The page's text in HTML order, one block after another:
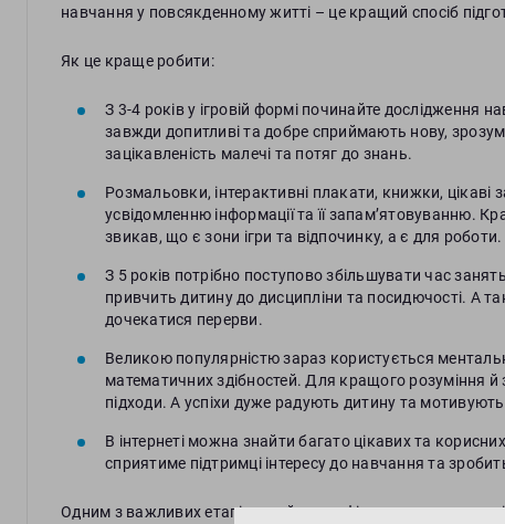
навчання у повсякденному житті – це кращий спосіб
Як це краще робити:
З 3-4 років у ігровій формі починайте дослідження
завжди допитливі та добре сприймають нову,
зацікавленість малечі та потяг до знань.
Розмальовки, інтерактивні плакати, книжки, цікаві
усвідомленню інформації та її запам’ятовуванню.
звикав, що є зони ігри та відпочинку, а є для роботи.
З 5 років потрібно поступово збільшувати час
привчить дитину до дисципліни та посидючості. А
дочекатися перерви.
Великою популярністю зараз користується
математичних здібностей. Для кращого розуміння й
підходи. А успіхи дуже радують дитину та
В інтернеті можна знайти багато цікавих та
сприятиме підтримці інтересу до навчання та
Одним з важливих етапів, який стане фінальним у